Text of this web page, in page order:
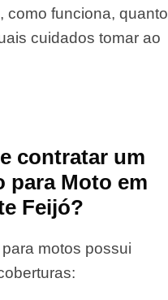
como funciona, quanto
cuidados tomar ao
contratar um
para Moto em
Feijó?
motos possui